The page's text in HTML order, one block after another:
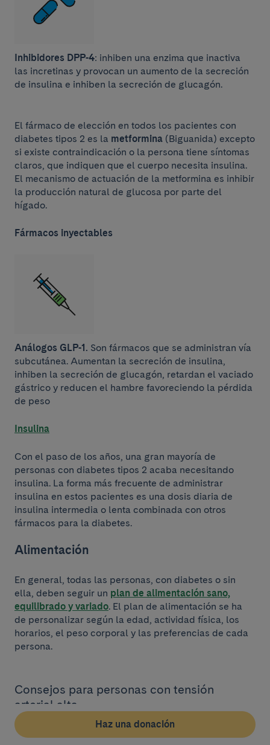
Haz una donación
Inhibidores DPP-4: inhiben una enzima que inactiva
las incretinas y provocan un aumento de la secreción
de insulina e inhiben la secreción de glucagón.
El fármaco de elección en todos los pacientes con
diabetes tipos 2 es la metformina (Biguanida) excepto
si existe contraindicación o la persona tiene síntomas
claros, que indiquen que el cuerpo necesita insulina.
El mecanismo de actuación de la metformina es inhibir
la producción natural de glucosa por parte del
hígado.
Fármacos inyectables
Análogos GLP-1. Son fármacos que se administran vía
subcutánea. Aumentan la secreción de insulina,
inhiben la secreción de glucagón, retardan el vaciado
gástrico y reducen el hambre favoreciendo la pérdida
de peso
Insulina
Con el paso de los años, una gran mayoría de
personas con diabetes tipos 2 acaba necesitando
insulina. La forma más frecuente de administrar
insulina en estos pacientes es una dosis diaria de
insulina intermedia o lenta combinada con otros
fármacos para la diabetes.
Alimentación
En general, todas las personas, con diabetes o sin
ella, deben seguir un plan de alimentación sano,
equilibrado y variado. El plan de alimentación se ha
de personalizar según la edad, actividad física, los
horarios, el peso corporal y las preferencias de cada
persona.
Consejos para personas con tensión
arterial alta
Para prevenir y controlar la